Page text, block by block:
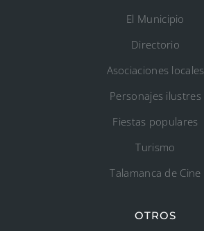
El Municipio
Directorio
Asociaciones locales
Personajes ilustres
Fiestas populares
Turismo
Talamanca de Cine
OTROS